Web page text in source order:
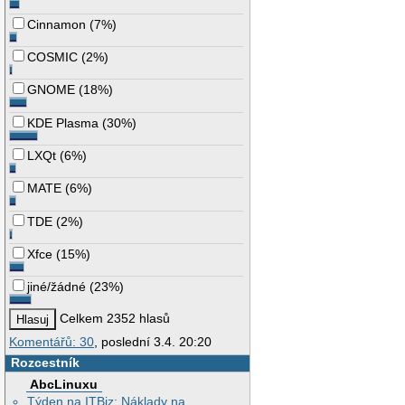
Cinnamon (7%)
COSMIC (2%)
GNOME (18%)
KDE Plasma (30%)
LXQt (6%)
MATE (6%)
TDE (2%)
Xfce (15%)
jiné/žádné (23%)
Celkem 2352 hlasů
Komentářů: 30 , poslední 3.4. 20:20
Rozcestník
AbcLinuxu
Týden na ITBiz: Náklady na